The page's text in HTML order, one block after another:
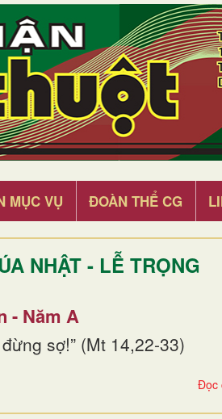
MỤC VỤ ĐOÀN THỂ CG
NHẬT - LỄ TRỌNG
- Năm A
sợ!” (Mt 14,22-33)
Đọc